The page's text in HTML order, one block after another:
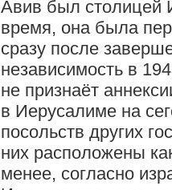
Авив был столицей
время, она была
сразу после
независимость в
не признаёт
в Иерусалиме на
посольств других
них расположены
менее, согласно